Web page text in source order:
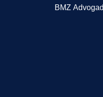
BMZ